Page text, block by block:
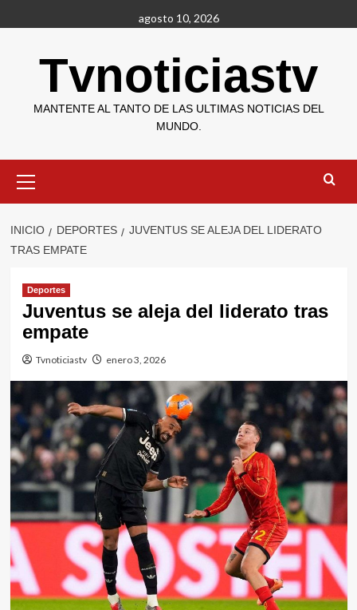
al
agosto 10, 2026
Tvnoticiastv
MANTENTE AL TANTO DE LAS ULTIMAS NOTICIAS DEL
MUNDO.
primario
INICIO DEPORTES
JUVENTUS SE ALEJA DEL LIDERATO
TRAS EMPATE
Deportes
Juventus se aleja del liderato tras
empate
Tvnoticiastv enero 3, 2026